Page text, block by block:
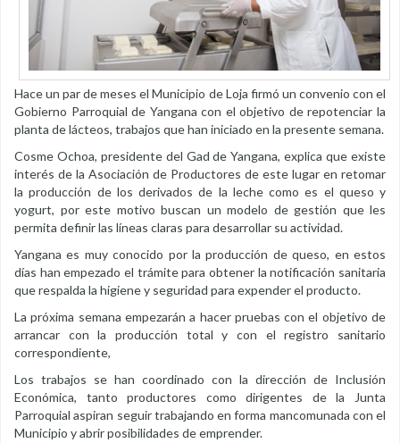
Hace un par de meses el Municipio de Loja firmó un convenio con el
Gobierno Parroquial de Yangana con el objetivo de repotenciar la
planta de lácteos, trabajos que han iniciado en la presente semana.
Cosme Ochoa, presidente del Gad de Yangana, explica que existe
interés de la Asociación de Productores de este lugar en retomar
la producción de los derivados de la leche como es el queso y
yogurt, por este motivo buscan un modelo de gestión que les
permita definir las líneas claras para desarrollar su actividad.
Yangana es muy conocido por la producción de queso, en estos
días han empezado el trámite para obtener la notificación sanitaria
que respalda la higiene y seguridad para expender el producto.
La próxima semana empezarán a hacer pruebas con el objetivo de
arrancar con la producción total y con el registro sanitario
correspondiente,
Los trabajos se han coordinado con la dirección de Inclusión
Económica, tanto productores como dirigentes de la Junta
Parroquial aspiran seguir trabajando en forma mancomunada con el
Municipio y abrir posibilidades de emprender.